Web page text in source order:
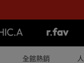
全館熱銷